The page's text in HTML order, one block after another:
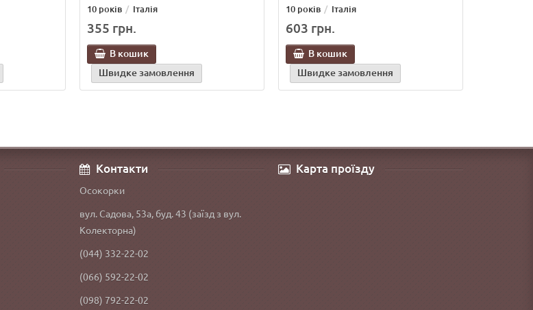
10 років Італія
355 грн.
В кошик
Швидке замовлення
10 років Італія
603 грн.
В кошик
Швидке замовлення
Контакти
Осокорки
вул. Садова, 53а, буд. 43 (заїзд з вул.
Колекторна)
(044) 332-22-02
(066) 592-22-02
(098) 792-22-02
Карта проїзду